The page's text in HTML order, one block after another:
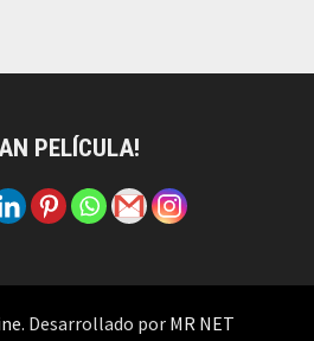
PELÍCULA!
. Desarrollado por MR NET